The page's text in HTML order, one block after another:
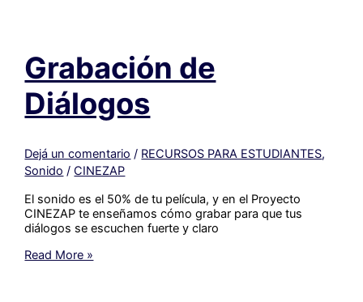
Grabación de
Diálogos
Dejá un comentario / RECURSOS PARA ESTUDIANTES,
Sonido /CINEZAP
El sonido es el 50% de tu película, y en el Proyecto
CINEZAP te enseñamos cómo grabar para que tus
diálogos se escuchen fuerte y claro
Grabación
Read More »